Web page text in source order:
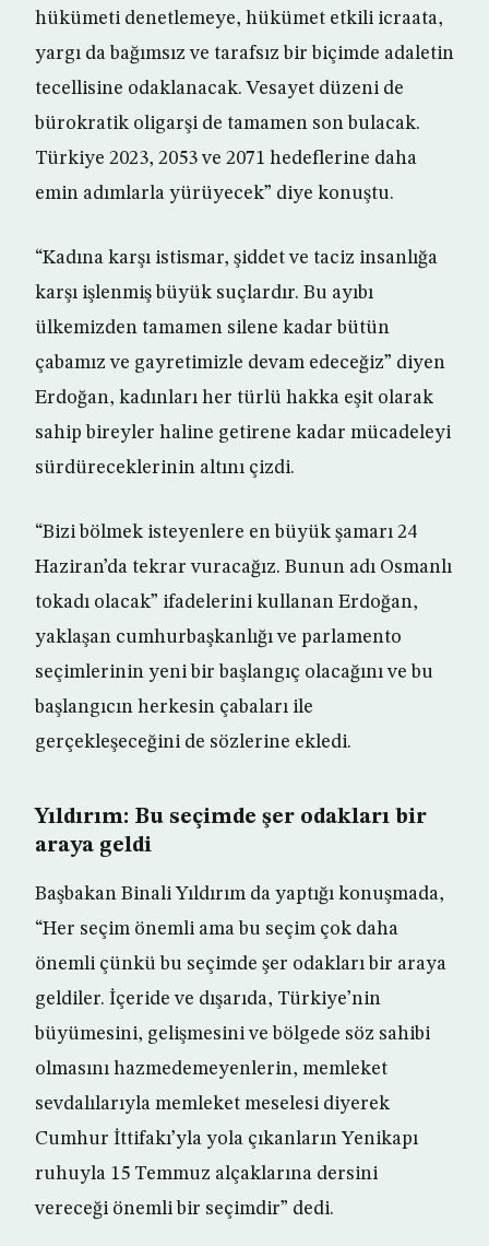
hükümeti denetlemeye, hükümet etkili icraata,
yargı da bağımsız ve tarafsız bir biçimde adaletin
tecellisine odaklanacak. Vesayet düzeni de
bürokratik oligarşi de tamamen son bulacak.
Türkiye 2023, 2053 ve 2071 hedeflerine daha
emin adımlarla yürüyecek” diye konuştu.
“Kadına karşı istismar, şiddet ve taciz insanlığa
karşı işlenmiş büyük suçlardır. Bu ayıbı
ülkemizden tamamen silene kadar bütün
çabamız ve gayretimizle devam edeceğiz” diyen
Erdoğan, kadınları her türlü hakka eşit olarak
sahip bireyler haline getirene kadar mücadeleyi
sürdüreceklerinin altını çizdi.
“Bizi bölmek isteyenlere en büyük şamarı 24
Haziran’da tekrar vuracağız. Bunun adı Osmanlı
tokadı olacak” ifadelerini kullanan Erdoğan,
yaklaşan cumhurbaşkanlığı ve parlamento
seçimlerinin yeni bir başlangıç olacağını ve bu
başlangıcın herkesin çabaları ile
gerçekleşeceğini de sözlerine ekledi.
Yıldırım: Bu seçimde şer odakları bir
araya geldi
Başbakan Binali Yıldırım da yaptığı konuşmada,
“Her seçim önemli ama bu seçim çok daha
önemli çünkü bu seçimde şer odakları bir araya
geldiler. İçeride ve dışarıda, Türkiye’nin
büyümesini, gelişmesini ve bölgede söz sahibi
olmasını hazmedemeyenlerin, memleket
sevdalılarıyla memleket meselesi diyerek
Cumhur İttifakı’yla yola çıkanların Yenikapı
ruhuyla 15 Temmuz alçaklarına dersini
vereceği önemli bir seçimdir” dedi.